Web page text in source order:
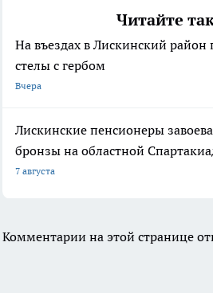
Читайте
На въездах в Лискинский район
стелы с гербом
Вчера
Лискинские пенсионеры
бронзы на областной
7 августа
Комментарии на этой странице